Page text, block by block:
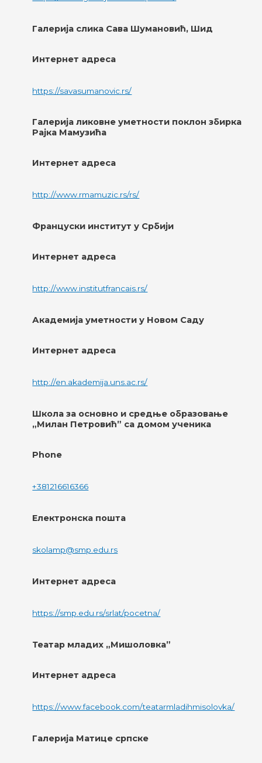
Галерија слика Сава Шумановић, Шид
Интернет адреса
https://savasumanovic.rs/
Галерија ликовне уметности поклон збирка
Рајка Мамузића
Интернет адреса
http://www.rmamuzic.rs/rs/
Француски институт у Србији
Интернет адреса
http://www.institutfrancais.rs/
Академија уметности у Новом Саду
Интернет адреса
http://en.akademija.uns.ac.rs/
Школа за основно и средње образовање
„Милан Петровић” са домом ученика
Phone
+381216616366
Електронска пошта
skolamp@smp.edu.rs
Интернет адреса
https://smp.edu.rs/srlat/pocetna/
Театар младих „Мишоловка”
Интернет адреса
https://www.facebook.com/teatarmladihmisolovka/
Галерија Матице српске